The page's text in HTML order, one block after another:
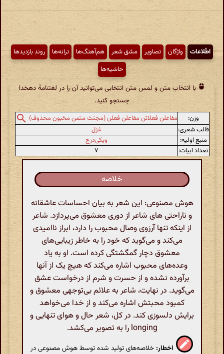
اطّلاعات واژگان تصاویر مشق شعر هم‌آهنگ‌ها ترانه‌ها
روند بازدیدها
حاشیه‌ها
با انتخاب متن و لمس متن انتخابی می‌توانید آن را در لغتنامهٔ دهخدا
جستجو کنید.
وزن:
مفاعلن فعلاتن مفاعلن فعلن (مجتث مثمن مخبون محذوف)
قالب شعری:
غزل
منبع اولیه:
ویکی‌درج
تعداد ابیات:
۷
خلاصه
هوش مصنوعی: این شعر به بیان احساسات عاشقانه
و ناراحتی های شاعر از دوری معشوق می‌پردازد. شاعر
از اینکه تنها آرزوی وصال محبوب را دارد، ابراز ناامیدی
می‌کند و می‌گوید که خود را به خاطر زیبایی‌های
معشوق دچار گمگشتگی کرده است. او به یاد
وعده‌های محبوب اشاره می‌کند که هیچ یک از آنها
برآورده نشده و از حسرت و شرم از درخواست عشق
می‌گوید. در نهایت، شاعر به علائم بی‌توجهی معشوق و
کمبود محبتش اشاره می‌کند و از خدا می‌خواهد
برایش دلسوزی کند. در کل، شعر حال و هوای تنهایی و
longing را به تصویر می‌کشد.
اخطار: خلاصه‌های تولید شده توسط هوش مصنوعی در